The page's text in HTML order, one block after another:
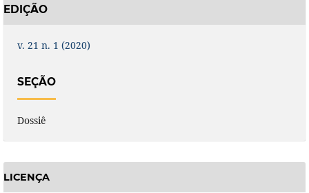
EDIÇÃO
v. 21 n. 1 (2020)
SEÇÃO
Dossiê
LICENÇA